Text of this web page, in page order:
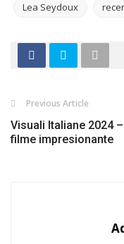
Lea Seydoux
Previous Article
Visuali Italiane 2024
filme impresionante